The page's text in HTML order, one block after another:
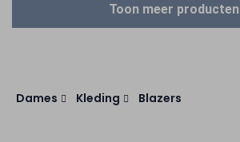
Toon meer producten
Dames Kleding Blazers